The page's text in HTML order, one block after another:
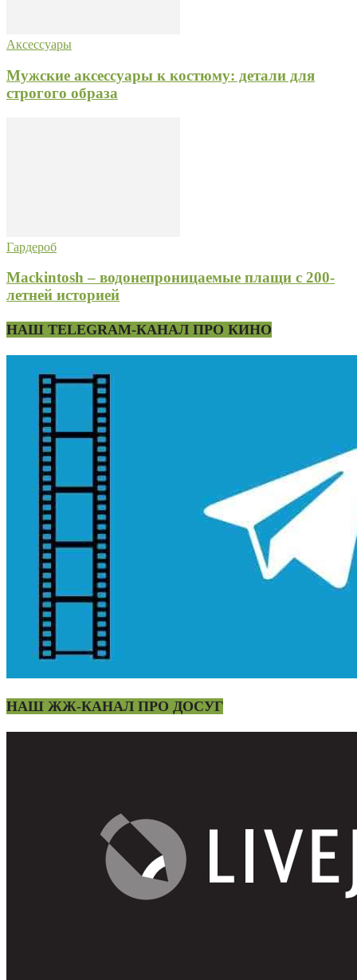
Аксессуары
Мужские аксессуары к костюму: детали для
строгого образа
Гардероб
Mackintosh – водонепроницаемые плащи с 200-
летней историей
НАШ TELEGRAM-КАНАЛ ПРО КИНО
НАШ ЖЖ-КАНАЛ ПРО ДОСУГ